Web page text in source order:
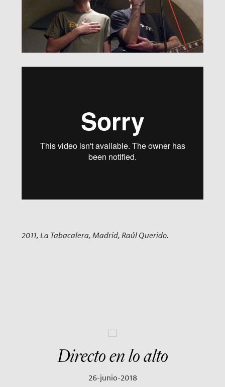
2011, La Tabacalera, Madrid, Raúl Querido.
Directo en lo alto
26-junio-2018